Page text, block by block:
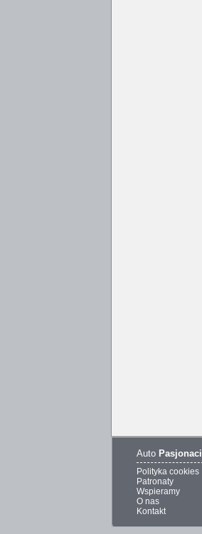
Auto Pasjonaci
Polityka cookies
Patronaty
Wspieramy
O nas
Kontakt